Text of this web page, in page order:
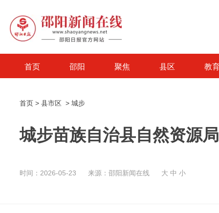
首页 邵阳 聚焦 县区 教
首页 > 县市区 > 城步
城步苗族自治县自然资源
时间：2026-05-23 来源：邵阳新闻在线 大 中 小